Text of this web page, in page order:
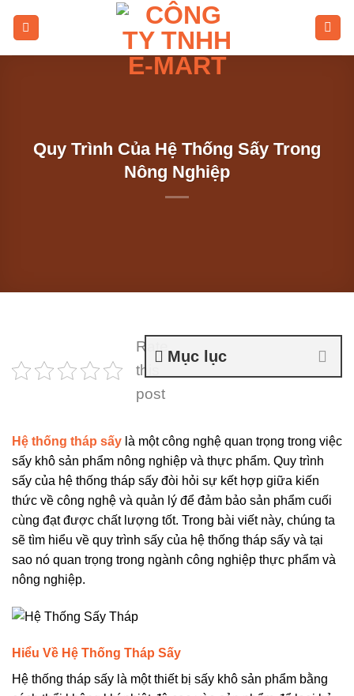
Quy Trình Của Hệ Thống Sấy Trong
Nông Nghiệp
Mục lục
Rate
this
post
Hệ thống tháp sấy là một công nghệ quan trọng trong việc
sấy khô sản phẩm nông nghiệp và thực phẩm. Quy trình
sấy của hệ thống tháp sấy đòi hỏi sự kết hợp giữa kiến
thức về công nghệ và quản lý để đảm bảo sản phẩm cuối
cùng đạt được chất lượng tốt. Trong bài viết này, chúng ta
sẽ tìm hiểu về quy trình sấy của hệ thống tháp sấy và tại
sao nó quan trọng trong ngành công nghiệp thực phẩm và
nông nghiệp.
Hiểu Về Hệ Thống Tháp Sấy
Hệ thống tháp sấy là một thiết bị sấy khô sản phẩm bằng